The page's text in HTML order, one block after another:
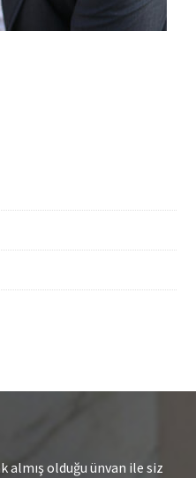
olduğu ünvan ile siz